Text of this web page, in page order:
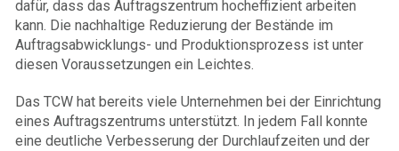
dafür, dass das Auftragszentrum hocheffizient arbeiten
kann. Die nachhaltige Reduzierung der Bestände im
Auftragsabwicklungs- und Produktionsprozess ist unter
diesen Voraussetzungen ein Leichtes.
Das TCW hat bereits viele Unternehmen bei der Einrichtung
eines Auftragszentrums unterstützt. In jedem Fall konnte
eine deutliche Verbesserung der Durchlaufzeiten und der